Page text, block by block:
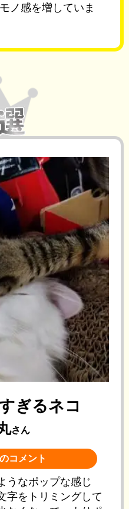
ノ感を増していま
ぎるネコ
さん
コメント
うなポップな感じ
字をトリミングして